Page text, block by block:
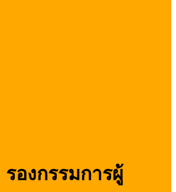
รองกรรมการผู้